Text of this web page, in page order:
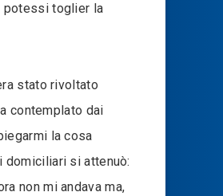
potessi toglier la
stato rivoltato
contemplato dai
la cosa
domiciliari si attenuò:
non mi andava ma,